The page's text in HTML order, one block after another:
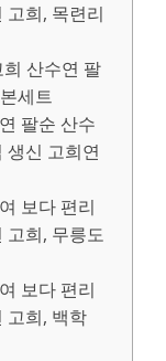
고희, 목련리
산수연 팔
세트
팔순 산수
생신 고희연
보다 편리
고희, 무릉도
보다 편리
고희, 백학